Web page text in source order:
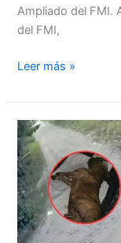
Ampliado del FMI.
del FMI,
Leer más »
En
libertad
se
defenderá
policía
que